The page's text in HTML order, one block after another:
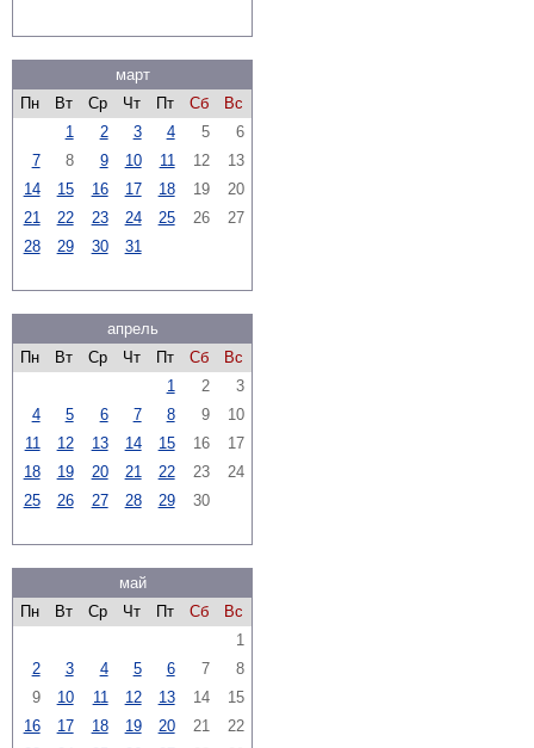
март
Пн
Вт Ср Чт Пт Сб
Вс
1
2 3 4 5
6
7
8 9 10 11 12
13
14
15 16 17 18 19
20
21
22 23 24 25 26
27
28
29 30 31
апрель
Пн
Вт Ср Чт Пт Сб
Вс
1
2
3
4
5 6 7 8 9
10
11
12 13 14 15 16
17
18
19 20 21 22 23
24
25
26 27 28 29 30
май
Пн
Вт Ср Чт Пт Сб
Вс
1
2
3 4 5 6 7
8
9
10 11 12 13 14
15
16
17 18 19 20 21
22